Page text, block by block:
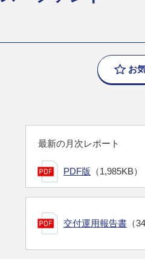
お
最新の月次レポート
PDF版 （1,985KB）
交付運用報告書 （